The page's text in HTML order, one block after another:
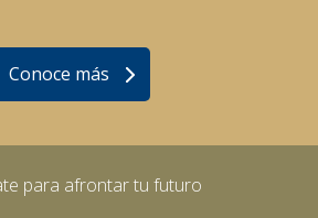
Conoce más
para afrontar tu futuro